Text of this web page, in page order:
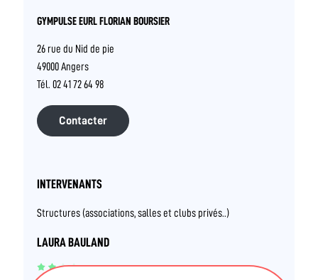
GYMPULSE EURL FLORIAN BOURSIER
26 rue du Nid de pie
49000 Angers
Tél. 02 41 72 64 98
Contacter
INTERVENANTS
Structures (associations, salles et clubs privés..)
LAURA BAULAND